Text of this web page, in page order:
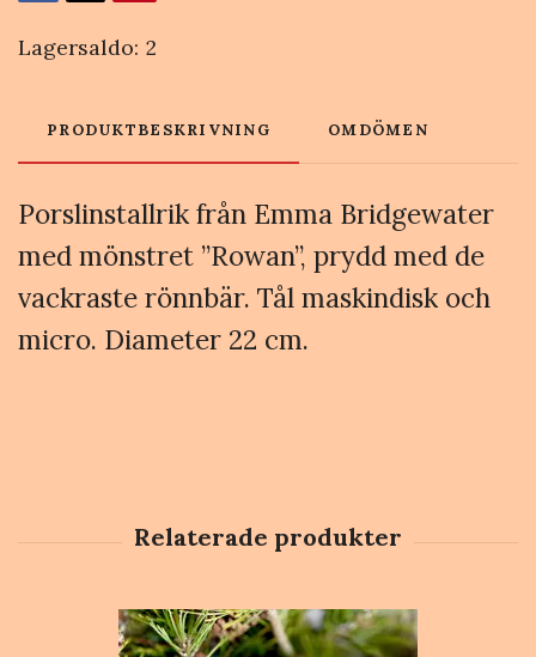
Lagersaldo: 2
PRODUKTBESKRIVNING OMDÖMEN
Porslinstallrik från Emma Bridgewater
med mönstret ”Rowan”, prydd med de
vackraste rönnbär. Tål maskindisk och
micro. Diameter 22 cm.